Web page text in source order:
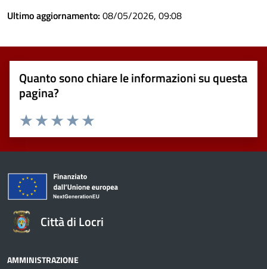
Ultimo aggiornamento: 08/05/2026, 09:08
Quanto sono chiare le informazioni su questa
pagina?
Valuta 5 stelle su 5
Valuta 4 stelle su 5
Valuta 3 stelle su 5
Valuta 2 stelle su 5
Valuta 1 stelle su 5
Città di Locri
AMMINISTRAZIONE